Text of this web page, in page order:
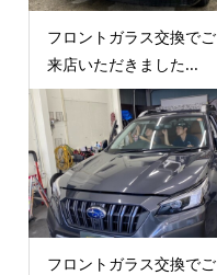
フロントガラス交換でご
来店いただきました...
フロントガラス交換でご